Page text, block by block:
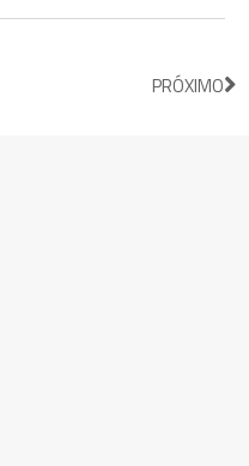
PRÓXIMO